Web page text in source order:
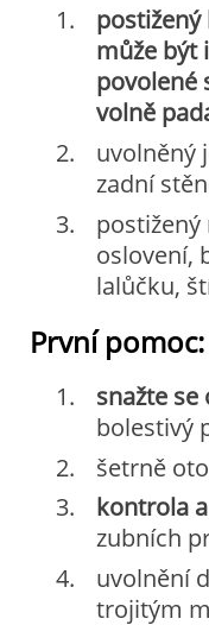
postižený
může být
povolené
volně
uvolněný
zadní
postižený
oslovení,
lalůčku,
První pomoc:
snažte
bolestivý
šetrně
kontrola
zubních
uvolnění
trojitým